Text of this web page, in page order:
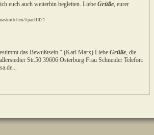
euch auch weiterhin begleiten. Liebe Grüße, eurer
#part1021
das Bewußtsein.“ (Karl Marx) Liebe Grüße, die
Str.50 39606 Osterburg Frau Schneider Telefon: